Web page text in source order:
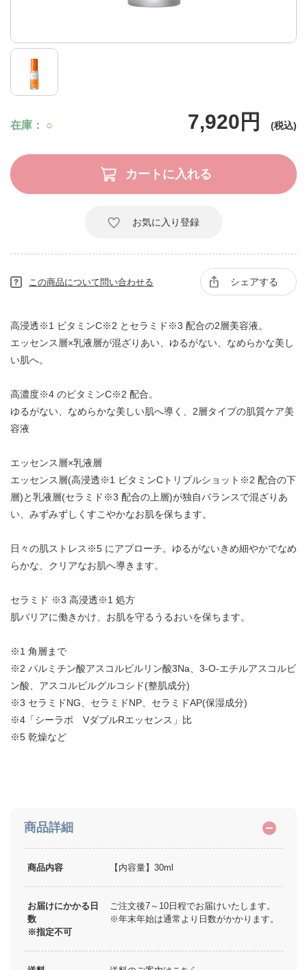
在庫 ○ 7,920円
お気に入り登録
この商品について問い合わせる シェアする
高浸透※1 ビタミンC※2 とセラミド※3 配合の2層美容液。
エッセンス層×乳液層が混ざりあい、ゆるがない、なめらかな美し
い肌へ。
高濃度※4 のビタミンC※2 配合。
ゆるがない、なめらかな美しい肌へ導く、2層タイプの肌質ケア美
容液
エッセンス層×乳液層
エッセンス層(高浸透※1 ビタミンCトリプルショット※2 配合の下
層)と乳液層(セラミド※3 配合の上層)が独自バランスで混ざりあ
い、みずみずしくすこやかなお肌を保ちます。
日々の肌ストレス※5 にアプローチ。ゆるがないきめ細やかでなめ
らかな、クリアなお肌へ導きます。
セラミド ※3 高浸透※1 処方
肌バリアに働きかけ、お肌を守るうるおいを保ちます。
※1 角層まで
※2 パルミチン酸アスコルビルリン酸3Na、3-O-エチルアスコルビ
ン酸、アスコルビルグルコシド(整肌成分)
※3 セラミドNG、セラミドNP、セラミドAP(保湿成分)
※4「シーラボ VダブルRエッセンス」比
※5 乾燥など
商品詳細
商品内容 【内容量】30ml
お届けにかかる日
数
※指定不可
ご注文後7～10日程でお届けいたします。
※年末年始は通常より日数がかかります。